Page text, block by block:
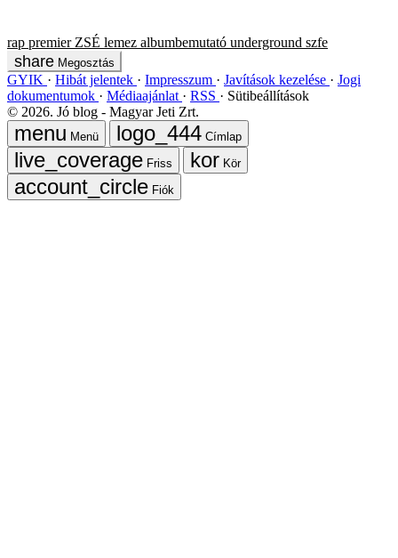
rap premier ZSÉ lemez albumbemutató underground szfe
Megosztás
GYIK Hibát jelentek Impresszum Javítások kezelése
Jogi
dokumentumok
Médiaajánlat RSS
Sütibeállítások
© 2026. Jó blog - Magyar Jeti Zrt.
Menü
Címlap
Friss
Kör
Fiók